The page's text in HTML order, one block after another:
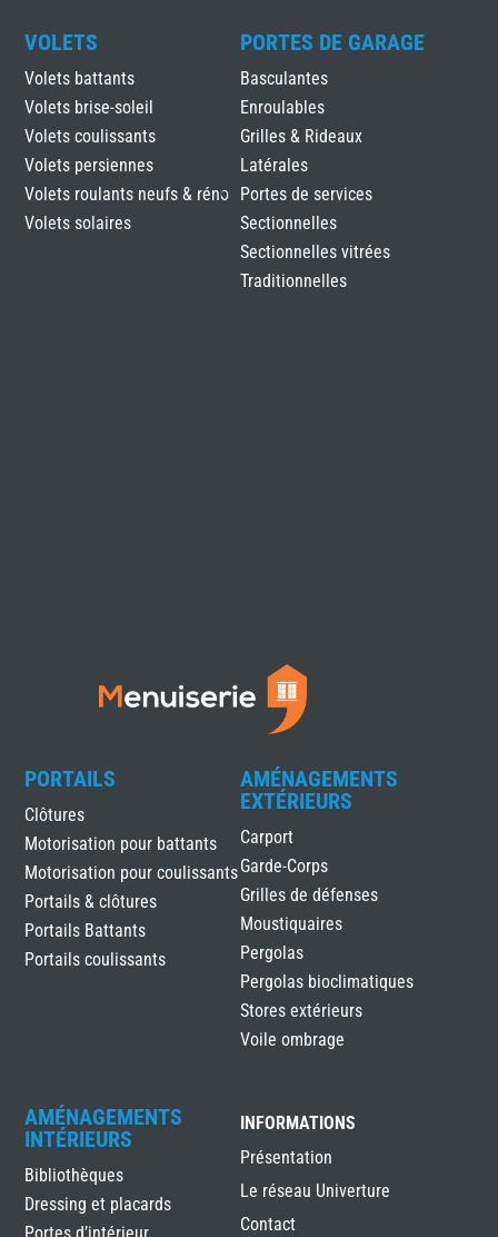
VOLETS
Volets battants
Volets brise-soleil
Volets coulissants
Volets persiennes
Volets roulants neufs & réno
Volets solaires
PORTES DE GARAGE
Basculantes
Enroulables
Grilles & Rideaux
Latérales
Portes de services
Sectionnelles
Sectionnelles vitrées
Traditionnelles
PORTAILS
Clôtures
Motorisation pour battants
Motorisation pour coulissants
Portails & clôtures
Portails Battants
Portails coulissants
AMÉNAGEMENTS
EXTÉRIEURS
Carport
Garde-Corps
Grilles de défenses
Moustiquaires
Pergolas
Pergolas bioclimatiques
Stores extérieurs
Voile ombrage
AMÉNAGEMENTS
INTÉRIEURS
Bibliothèques
Dressing et placards
INFORMATIONS
Présentation
Le réseau Univerture
Contact